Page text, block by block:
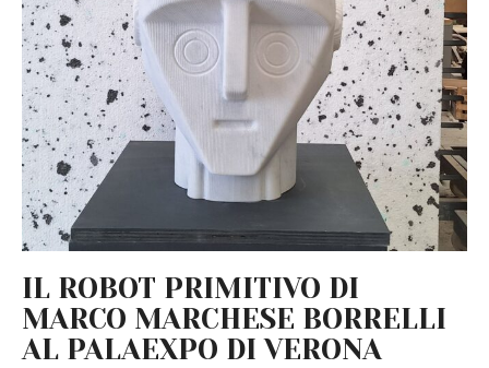
IL ROBOT PRIMITIVO DI
MARCO MARCHESE BORRELLI
AL PALAEXPO DI VERONA